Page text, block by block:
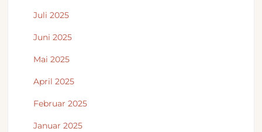
Juli 2025
Juni 2025
Mai 2025
April 2025
Februar 2025
Januar 2025